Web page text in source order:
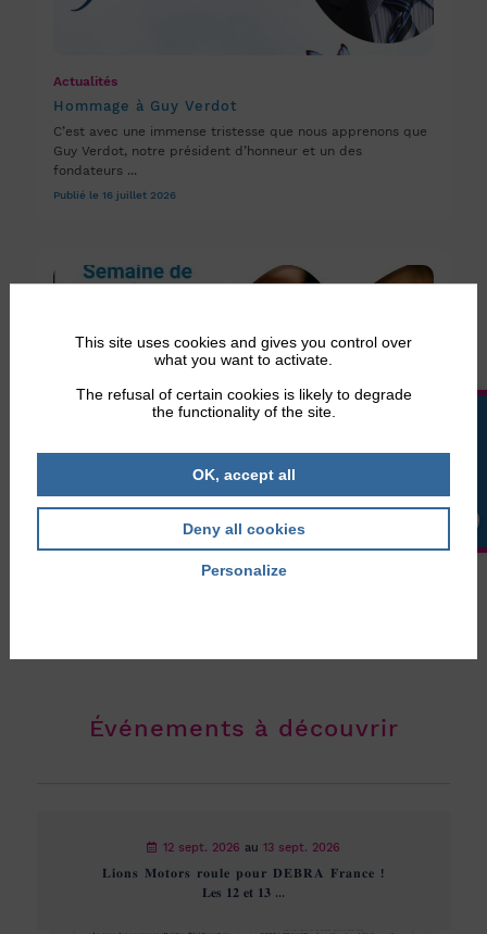
Actualités
Hommage à Guy Verdot
C’est avec une immense tristesse que nous apprenons que
Guy Verdot, notre président d’honneur et un des
fondateurs ...
Publié le 16 juillet 2026
Le magazine,Publications
est déjà arrivé dans certaines de vos boîtes aux ...
Événements à découvrir
12 sept. 2026 au 13 sept. 2026
𝐋𝐢𝐨𝐧𝐬 𝐌𝐨𝐭𝐨𝐫𝐬 𝐫𝐨𝐮𝐥𝐞 𝐩𝐨𝐮𝐫 𝐃𝐄𝐁𝐑𝐀 𝐅𝐫𝐚𝐧𝐜𝐞 !
𝐋𝐞𝐬 𝟏𝟐 𝐞𝐭 𝟏𝟑 ...
This site uses cookies and gives you control over
what you want to activate.
The refusal of certain cookies is likely to degrade
the functionality of the site.
OK, accept all
Deny all cookies
Personalize